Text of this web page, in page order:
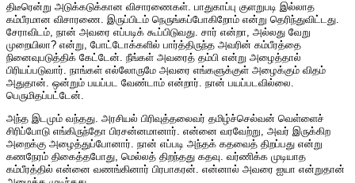
திடீரென்று அடுக்கடுக்கான விசாரணைகள். பாதுகாப்பு குளறுபடி இல்லாத
கம்பீரமான விசாரணை. இருப்பிடம் நெருங்கப்போகிறோம் என்று தெரிந்துவிட்டது.
சேராவிடம், நான் அவரை எப்படிக் கூப்பிடுவது. சார் என்றா, அல்லது வேறு
முறையிலா? என்று, போட்டோக்களில் பார்த்திருந்த அவரின் கம்பீரத்தை
நினைவுபடுத்திக் கேட்டேன். நீங்கள் அவரைத் தம்பி என்று அழைத்தால்
பிரியப்படுவார். நாங்கள் எல்லோருமே அவரை எங்களுக்குள் அழைக்கும் விதம்
அதுதான். ஒன்றும் பயப்பட வேண்டாம் என்றார். நான் பயப்படவில்லை.
பெருமிதப்பட்டேன்.
அந்த இடமும் வந்தது. அரசியல் பிரிவுத்தலைவர் தமிழ்ச்செல்வன் வெள்ளைச்
சிரிப்போடு எங்கிருந்தோ பிரசன்னமானார். என்னை வரவேற்று, அவர் இருக்கிற
அறைக்கு அழைத்துப்போனார். நான் எப்படி அந்தக் கதவைத் திறப்பது என்று
கணநேரம் திகைத்தபோது, மெல்லத் திறந்தது கதவு. வர்ணிக்க முடியாத
கம்பீரத்தில் என்னை வணங்கினார் பிரபாகரன். என்னால் அவரை ஐயா என்றுதான்